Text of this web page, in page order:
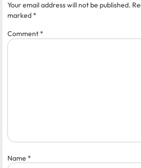
Your email address will not be published.
marked*
Comment*
Name *